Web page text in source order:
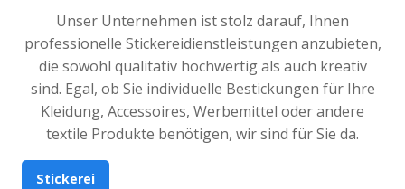
Unser Unternehmen ist stolz darauf, Ihnen
professionelle Stickereidienstleistungen anzubieten,
die sowohl qualitativ hochwertig als auch kreativ
sind. Egal, ob Sie individuelle Bestickungen für Ihre
Kleidung, Accessoires, Werbemittel oder andere
textile Produkte benötigen, wir sind für Sie da.
Stickerei